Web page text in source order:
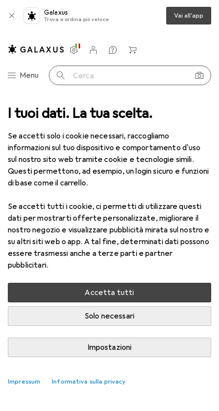
I tuoi dati. La tua scelta.
Se accetti solo i cookie necessari, raccogliamo
informazioni sul tuo dispositivo e comportamento d'uso
sul nostro sito web tramite cookie e tecnologie simili.
Questi permettono, ad esempio, un login sicuro e funzioni
di base come il carrello.
Se accetti tutti i cookie, ci permetti di utilizzare questi
dati per mostrarti offerte personalizzate, migliorare il
nostro negozio e visualizzare pubblicità mirata sul nostro e
su altri siti web o app. A tal fine, determinati dati possono
essere trasmessi anche a terze parti e partner
pubblicitari.
Accetta tutti
Solo necessari
Impostazioni
Impressum Informativa sulla privacy
Galaxus
Trova e ordina più veloce Vai all'app
Categoria Navigazione
Menu Cerca
Impostazioni
Conto cliente
Liste di confronto
Liste dei desideri
Carrello
Lenti a contatto Air Optix HydraGlyde per l'astigmatismo 6
1 Immagine
Air Optix HydraGlyde per
-2, Obiettivo mensile, 6 pz., Torico
Prezzo in EUR IVA incl.
EUR
47,29 EUR
7,88/1pz.
Consegna tra lun, 17/8 e mer, 19/8
Più di 10 pezzi in stock presso il fornitore
Aggiungi al carrello